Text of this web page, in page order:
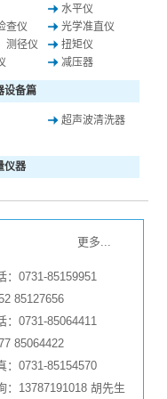
水平仪
查仪
光学准直仪
测径仪
扭矩仪
减压器
设备篇
超声波清洗器
仪器
更多...
：0731-85159951
85127656
：0731-85064411
85064422
：0731-85154570
：13787191018 胡先生